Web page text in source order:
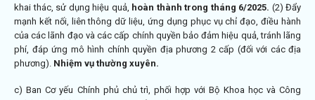
khai thác, sử dụng hiệu quả, hoàn thành trong tháng 6/2025. (2) Đẩy
mạnh kết nối, liên thông dữ liệu, ứng dụng phục vụ chỉ đạo, điều hành
của các lãnh đạo và các cấp chính quyền bảo đảm hiệu quả, tránh lãng
phí, đáp ứng mô hình chính quyền địa phương 2 cấp (đối với các địa
phương). Nhiệm vụ thường xuyên.
c) Ban Cơ yếu Chính phủ chủ trì, phối hợp với Bộ Khoa học và Công